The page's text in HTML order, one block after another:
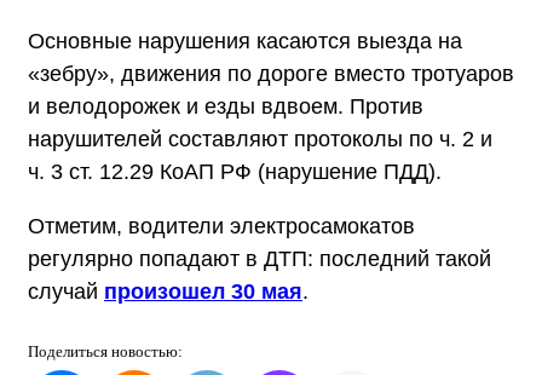
Основные нарушения касаются выезда на
«зебру», движения по дороге вместо тротуаров
и велодорожек и езды вдвоем. Против
нарушителей составляют протоколы по ч. 2 и
ч. 3 ст. 12.29 КоАП РФ (нарушение ПДД).
Отметим, водители электросамокатов
регулярно попадают в ДТП: последний такой
случай произошел 30 мая.
Поделиться новостью: